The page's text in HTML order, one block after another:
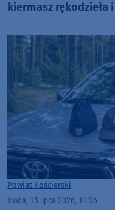
kiermasz
Powiat Kościerski
środa, 15 lipca 2026, 11:36